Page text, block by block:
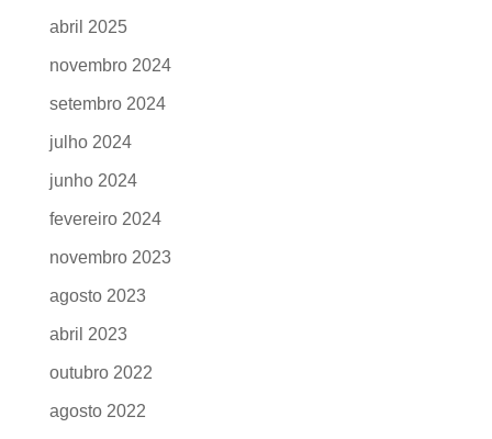
abril 2025
novembro 2024
setembro 2024
julho 2024
junho 2024
fevereiro 2024
novembro 2023
agosto 2023
abril 2023
outubro 2022
agosto 2022